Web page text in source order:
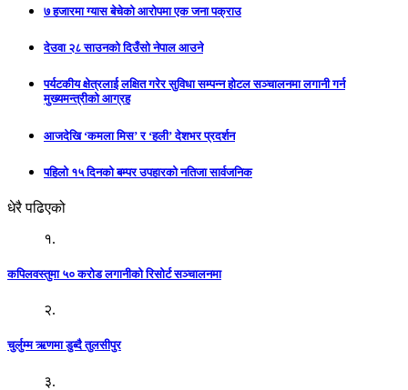
७ हजारमा ग्यास बेचेको आरोपमा एक जना पक्राउ
देउवा २८ साउनको दिउँसो नेपाल आउने
पर्यटकीय क्षेत्रलाई लक्षित गरेर सुविधा सम्पन्न होटल सञ्चालनमा लगानी गर्न
मुख्यमन्त्रीको आग्रह
आजदेखि ‘कमला मिस’ र ‘हली’ देशभर प्रदर्शन
पहिलो १५ दिनको बम्पर उपहारको नतिजा सार्वजनिक
धेरै पढिएको
१.
कपिलवस्तुमा ५० करोड लगानीको रिसोर्ट सञ्चालनमा
२.
चुर्लुम्म ऋणमा डुब्दै तुलसीपुर
३.